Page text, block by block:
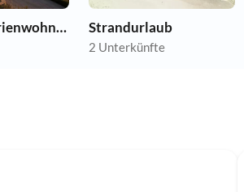
Günstige Ferienwohnungen Strandurlaub
2 Unterkünfte